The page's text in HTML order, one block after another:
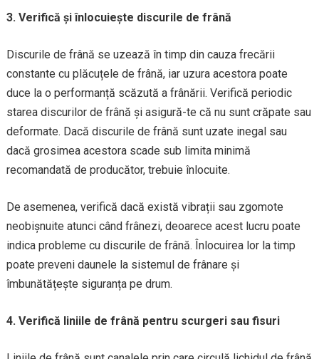
3. Verifică și înlocuiește discurile de frână
Discurile de frână se uzează în timp din cauza frecării
constante cu plăcuțele de frână, iar uzura acestora poate
duce la o performanță scăzută a frânării. Verifică periodic
starea discurilor de frână și asigură-te că nu sunt crăpate sau
deformate. Dacă discurile de frână sunt uzate inegal sau
dacă grosimea acestora scade sub limita minimă
recomandată de producător, trebuie înlocuite.
De asemenea, verifică dacă există vibrații sau zgomote
neobișnuite atunci când frânezi, deoarece acest lucru poate
indica probleme cu discurile de frână. Înlocuirea lor la timp
poate preveni daunele la sistemul de frânare și
îmbunătățește siguranța pe drum.
4. Verifică liniile de frână pentru scurgeri sau fisuri